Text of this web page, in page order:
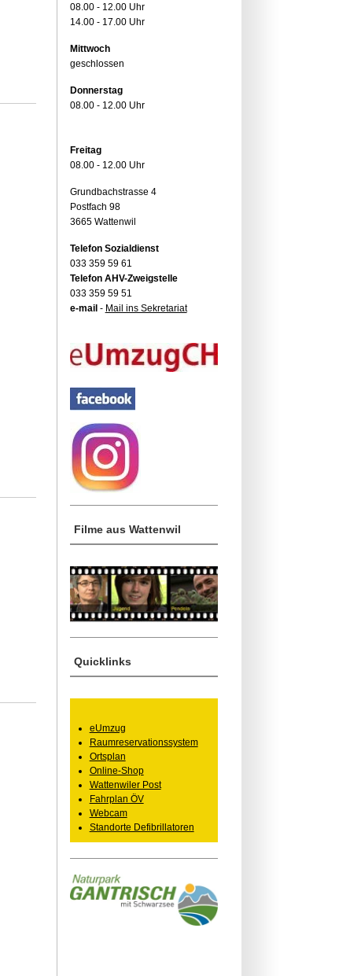
08.00 - 12.00 Uhr
14.00 - 17.00 Uhr
Mittwoch
geschlossen
Donnerstag
08.00 - 12.00 Uhr
Freitag
08.00 - 12.00 Uhr
Grundbachstrasse 4
Postfach 98
3665 Wattenwil
Telefon Sozialdienst
033 359 59 61
Telefon AHV-Zweigstelle
033 359 59 51
e-mail - Mail ins Sekretariat
Filme aus Wattenwil
Quicklinks
eUmzug
Raumreservationssystem
Ortsplan
Online-Shop
Wattenwiler Post
Fahrplan ÖV
Webcam
Standorte Defibrillatoren